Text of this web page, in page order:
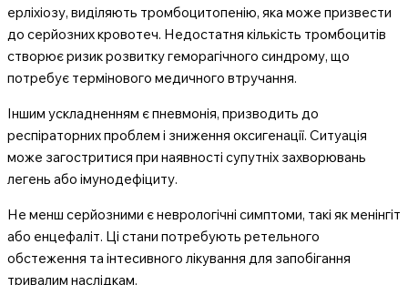
ерліхіозу, виділяють тромбоцитопенію, яка може призвести
до серйозних кровотеч. Недостатня кількість тромбоцитів
створює ризик розвитку геморагічного синдрому, що
потребує термінового медичного втручання.
Іншим ускладненням є пневмонія, призводить до
респіраторних проблем і зниження оксигенації. Ситуація
може загостритися при наявності супутніх захворювань
легень або імунодефіциту.
Не менш серйозними є неврологічні симптоми, такі як менінгіт
або енцефаліт. Ці стани потребують ретельного
обстеження та інтесивного лікування для запобігання
тривалим наслідкам.